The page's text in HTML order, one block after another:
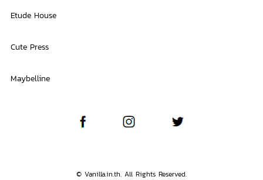
Etude House
Cute Press
Maybelline
© Vanilla.in.th. All Rights Reserved.